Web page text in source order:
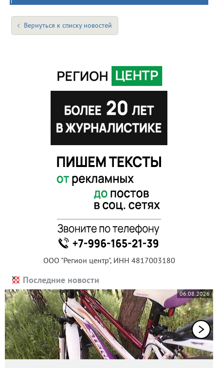
Вернуться к списку новостей
ООО "Регион центр", ИНН 4817003180
Последние новости
06.08.2026